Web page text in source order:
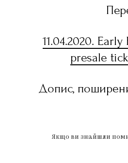
11.04.2020.
presale
Допис,
Якщо ви знайшли